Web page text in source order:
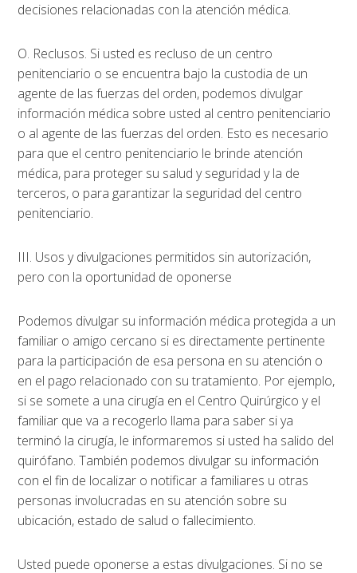
decisiones relacionadas con la atención médica.
O. Reclusos. Si usted es recluso de un centro
penitenciario o se encuentra bajo la custodia de un
agente de las fuerzas del orden, podemos divulgar
información médica sobre usted al centro penitenciario
o al agente de las fuerzas del orden. Esto es necesario
para que el centro penitenciario le brinde atención
médica, para proteger su salud y seguridad y la de
terceros, o para garantizar la seguridad del centro
penitenciario.
III. Usos y divulgaciones permitidos sin autorización,
pero con la oportunidad de oponerse
Podemos divulgar su información médica protegida a un
familiar o amigo cercano si es directamente pertinente
para la participación de esa persona en su atención o
en el pago relacionado con su tratamiento. Por ejemplo,
si se somete a una cirugía en el Centro Quirúrgico y el
familiar que va a recogerlo llama para saber si ya
terminó la cirugía, le informaremos si usted ha salido del
quirófano. También podemos divulgar su información
con el fin de localizar o notificar a familiares u otras
personas involucradas en su atención sobre su
ubicación, estado de salud o fallecimiento.
Usted puede oponerse a estas divulgaciones. Si no se